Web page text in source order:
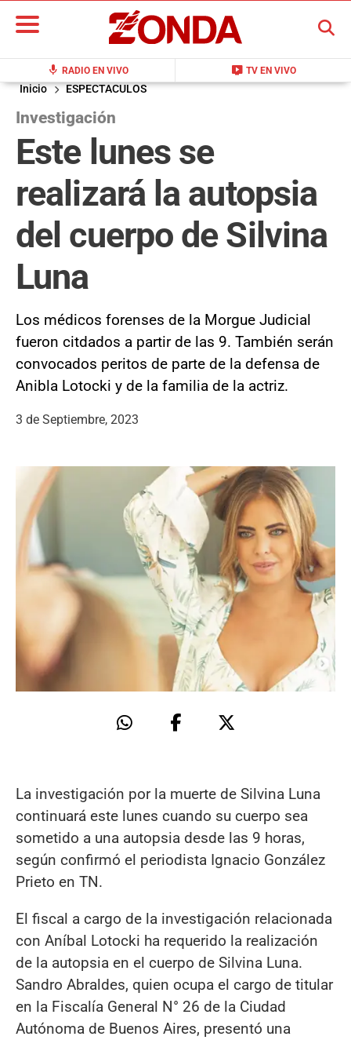
mic RADIO EN VIVO live_tv TV EN VIVO
BUSCAR
Inicio ESPECTACULOS
Investigación
Este lunes se
realizará la autopsia
del cuerpo de Silvina
Luna
Los médicos forenses de la Morgue Judicial
fueron citdados a partir de las 9. También serán
convocados peritos de parte de la defensa de
Anibla Lotocki y de la familia de la actriz.
3 de Septiembre, 2023
La investigación por la muerte de Silvina Luna
continuará este lunes cuando su cuerpo sea
sometido a una autopsia desde las 9 horas,
según confirmó el periodista Ignacio González
Prieto en TN.
El fiscal a cargo de la investigación relacionada
con Aníbal Lotocki ha requerido la realización
de la autopsia en el cuerpo de Silvina Luna.
Sandro Abraldes, quien ocupa el cargo de titular
en la Fiscalía General N° 26 de la Ciudad
Autónoma de Buenos Aires, presentó una